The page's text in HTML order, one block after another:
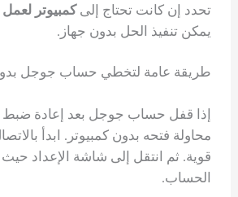
تحدد إن كانت تحتاج إلىكمبيوتر
يمكن تنفيذ الحل بدون جهاز.
طريقة عامة لتخطي حساب جوجل
إذا قفل حساب جوجل بعد إعادة ضبط
قوية. ثم انتقل إلى شاشة الإعداد
الحساب.